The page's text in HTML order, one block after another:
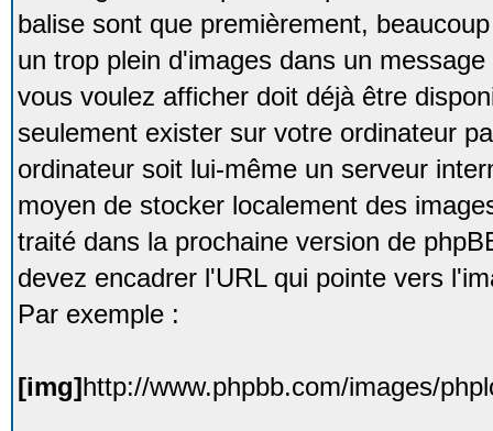
balise sont que premièrement,
un trop plein d'images dans un
vous voulez afficher doit déjà être
seulement exister sur votre ordinateur
ordinateur soit lui-même un serveur
moyen de stocker localement des
traité dans la prochaine version de
devez encadrer l'URL qui pointe vers
Par exemple :
[img]http://www.phpbb.com/images/